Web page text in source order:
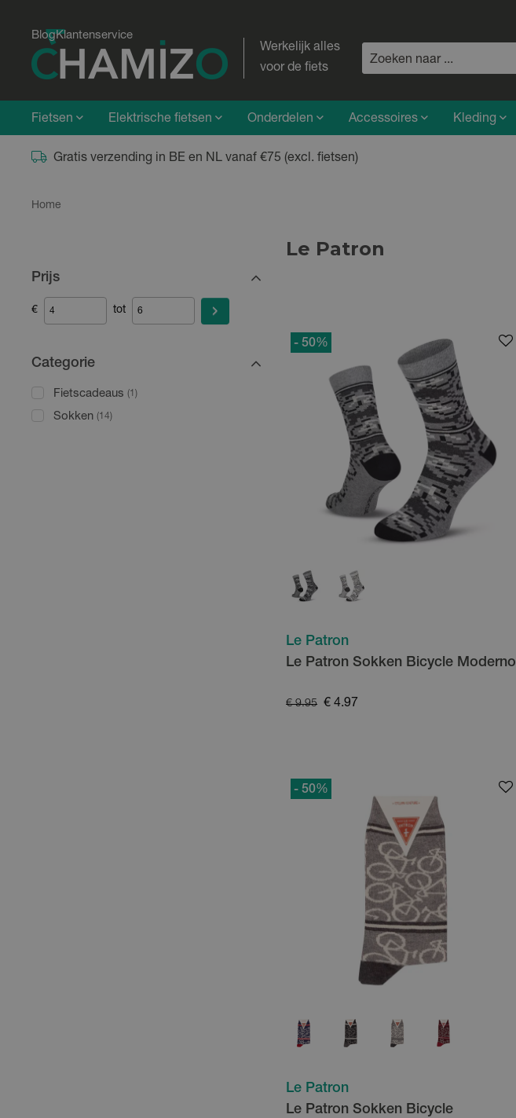
BlogKlantenservice
Werkelijk alles
voor de fiets
Fietsen Elektrische fietsen Onderdelen Accessoires Kleding
Gratis verzending in BE en NL vanaf €75 (excl. fietsen)
Home
Prijs
€ tot
Categorie
Fietscadeaus (1)
Sokken (14)
Le Patron
- 50%
Le Patron
Le Patron Sokken Bicycle Moderno
€ 9.95 € 4.97
- 50%
Le Patron
Le Patron Sokken Bicycle